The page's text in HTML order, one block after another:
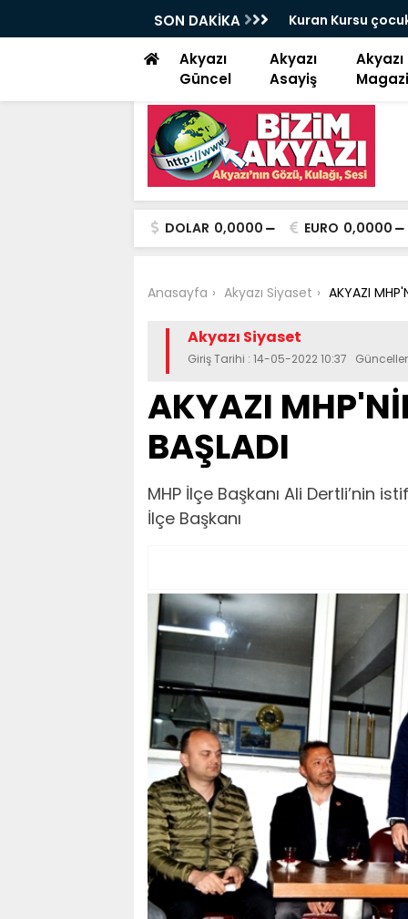
SON DAKİKA
Saadet Partisi
yemektir”
Akyazı
Güncel
Akyazı
Asayiş
Akyazı
DOLAR 0,0000 EURO 0,0000
Anasayfa Akyazı Siyaset AKYAZI
Akyazı Siyaset
Giriş Tarihi : 14-05-2022 10:37
AKYAZI
BAŞLADI
MHP İlçe Başkanı Ali Dertli’nin
İlçe Başkanı